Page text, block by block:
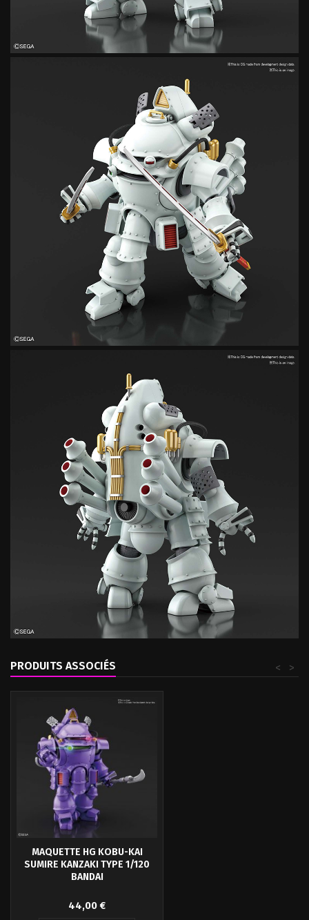
PRODUITS ASSOCIÉS >
<
MAQUETTE HG KOBU-KAI
SUMIRE KANZAKI TYPE 1/120
BANDAI
Toute sa structure est conçue avec
la plus grande attention aux
44,00 €